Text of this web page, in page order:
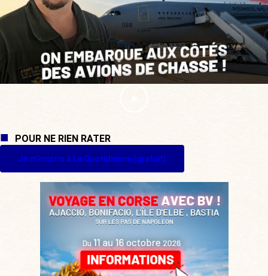
POUR NE RIEN RATER
Je m'inscris à La Quotidienne (gratuit)